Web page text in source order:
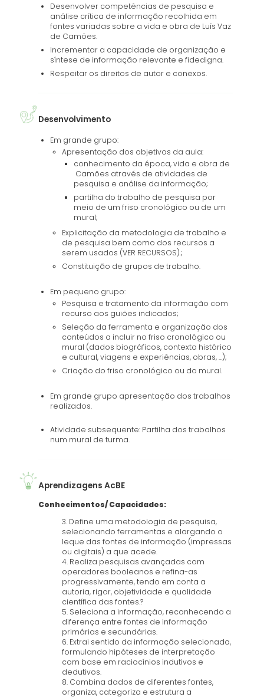
Desenvolver competências de pesquisa e
análise crítica de informação recolhida em
fontes variadas sobre a vida e obra de Luís Vaz
de Camões.
Incrementar a capacidade de organização e
síntese de informação relevante e fidedigna.
Respeitar os direitos de autor e conexos.
Desenvolvimento
Em grande grupo:
Apresentação dos objetivos da aula:
conhecimento da época, vida e obra de
Camões através de atividades de
pesquisa e análise da informação;
partilha do trabalho de pesquisa por
meio de um friso cronológico ou de um
mural;
Explicitação da metodologia de trabalho e
de pesquisa bem como dos recursos a
serem usados (VER RECURSOS).;
Constituição de grupos de trabalho.
Em pequeno grupo:
Pesquisa e tratamento da informação com
recurso aos guiões indicados;
Seleção da ferramenta e organização dos
conteúdos a incluir no friso cronológico ou
mural (dados biográficos, contexto histórico
e cultural, viagens e experiências, obras, …);
Criação do friso cronológico ou do mural.
Em grande grupo apresentação dos trabalhos
realizados.
Atividade subsequente: Partilha dos trabalhos
num mural de turma.
Aprendizagens AcBE
Conhecimentos/ Capacidades:
3. Define uma metodologia de pesquisa,
selecionando ferramentas e alargando o
leque das fontes de informação (impressas
ou digitais) a que acede.
4. Realiza pesquisas avançadas com
operadores booleanos e refina-as
progressivamente, tendo em conta a
autoria, rigor, objetividade e qualidade
científica das fontes.?
5. Seleciona a informação, reconhecendo a
diferença entre fontes de informação
primárias e secundárias.
6. Extrai sentido da informação selecionada,
formulando hipóteses de interpretação
com base em raciocínios indutivos e
dedutivos.
8. Combina dados de diferentes fontes,
organiza, categoriza e estrutura a